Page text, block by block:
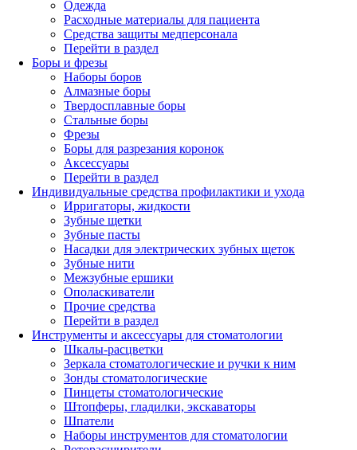
Одежда
Расходные материалы для пациента
Средства защиты медперсонала
Перейти в раздел
Боры и фрезы
Наборы боров
Алмазные боры
Твердосплавные боры
Стальные боры
Фрезы
Боры для разрезания коронок
Аксессуары
Перейти в раздел
Индивидуальные средства профилактики и ухода
Ирригаторы, жидкости
Зубные щетки
Зубные пасты
Насадки для электрических зубных щеток
Зубные нити
Межзубные ершики
Ополаскиватели
Прочие средства
Перейти в раздел
Инструменты и аксессуары для стоматологии
Шкалы-расцветки
Зеркала стоматологические и ручки к ним
Зонды стоматологические
Пинцеты стоматологические
Штопферы, гладилки, экскаваторы
Шпатели
Наборы инструментов для стоматологии